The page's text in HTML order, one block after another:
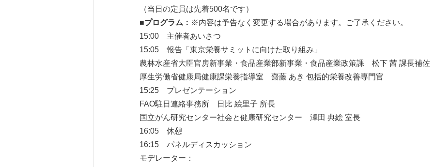
（当日の定員は先着500名です）
■プログラム： ※内容は予告なく変更する場合があります。ご了承ください。
15:00 主催者あいさつ
15:05 報告「東京栄養サミットに向けた取り組み」
農林水産省大臣官房新事業・食品産業部新事業・食品産業政策課 松下 茜 課長補佐
厚生労働省健康局健康課栄養指導室 齋藤 あき 包括的栄養改善専門官
15:25 プレゼンテーション
FAO駐日連絡事務所 日比 絵里子 所長
国立がん研究センター社会と健康研究センター 澤田 典絵 室長
16:05 休憩
16:15 パネルディスカッション
モデレーター：
Japanese